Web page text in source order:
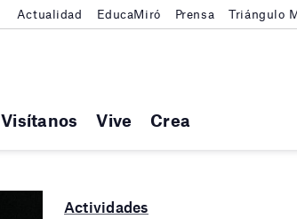
Visítanos Vive Crea
Actualidad EducaMiró Prensa Triángulo
Actividades